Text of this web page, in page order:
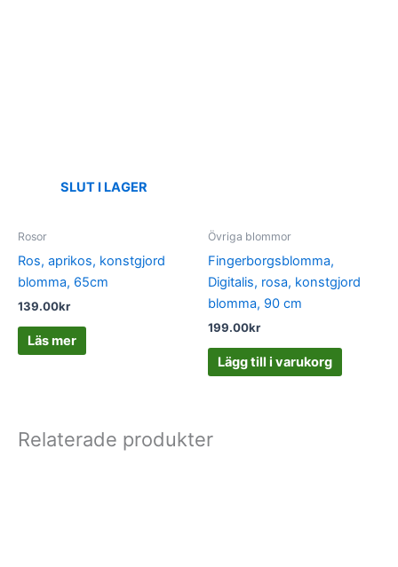
SLUT I LAGER
Rosor
Ros, aprikos, konstgjord
blomma, 65cm
139.00kr
Läs mer
Övriga blommor
Fingerborgsblomma,
Digitalis, rosa, konstgjord
blomma, 90 cm
199.00kr
Lägg till i varukorg
Relaterade produkter